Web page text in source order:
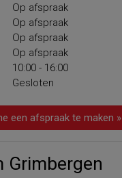
Op afspraak
Op afspraak
Op afspraak
Op afspraak
10:00 - 16:00
Gesloten
een afspraak te maken »
Grimbergen